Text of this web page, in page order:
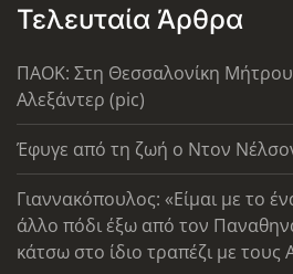
Τελευταία Άρθρα
ΠΑΟΚ: Στη Θεσσαλονίκη Μήτρου-
Αλεξάντερ (pic)
Έφυγε από τη ζωή ο Ντον
Γιαννακόπουλος: «Είμαι με το
άλλο πόδι έξω από τον
κάτσω στο ίδιο τραπέζι με τους